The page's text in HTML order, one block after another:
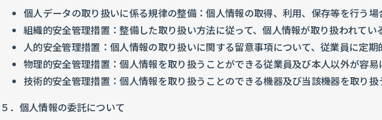
個人データの取り扱いに係る規律の整備：個人情報の取得、利用、保存等を行う場
組織的安全管理措置：整備した取り扱い方法に従って、個人情報が取り扱われてい
人的安全管理措置：個人情報の取り扱いに関する留意事項について、従業員に定期
物理的安全管理措置：個人情報を取り扱うことができる従業員及び本人以外が容
技術的安全管理措置：個人情報を取り扱うことのできる機器及び当該機器を取り
５．個人情報の委託について